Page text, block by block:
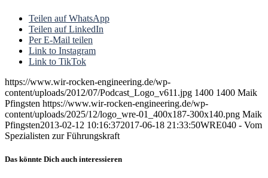
Teilen auf WhatsApp
Teilen auf LinkedIn
Per E-Mail teilen
Link to Instagram
Link to TikTok
https://www.wir-rocken-engineering.de/wp-
content/uploads/2012/07/Podcast_Logo_v611.jpg 1400 1400 Maik
Pfingsten https://www.wir-rocken-engineering.de/wp-
content/uploads/2025/12/logo_wre-01_400x187-300x140.png Maik
Pfingsten2013-02-12 10:16:372017-06-18 21:33:50WRE040 - Vom
Spezialisten zur Führungskraft
Das könnte Dich auch interessieren